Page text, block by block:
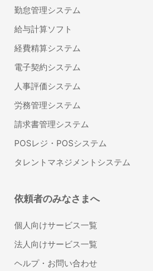
管理職研修
法人向け英語研修
産業医紹介サービス
LMS（学習管理システム）
総務・法務
Web会議ツール
IT資産管理システム
オンラインストレージ
ナレッジマネジメントツール
ワークフローシステム
受付システム
文書管理システム
勤怠管理システム
給与計算ソフト
経費精算システム
電子契約システム
人事評価システム
労務管理システム
請求書管理システム
POSレジ・POSシステム
タレントマネジメントシステム
依頼者のみなさまへ
個人向けサービス一覧
法人向けサービス一覧
ヘルプ・お問い合わせ